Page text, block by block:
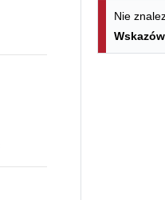
Nie